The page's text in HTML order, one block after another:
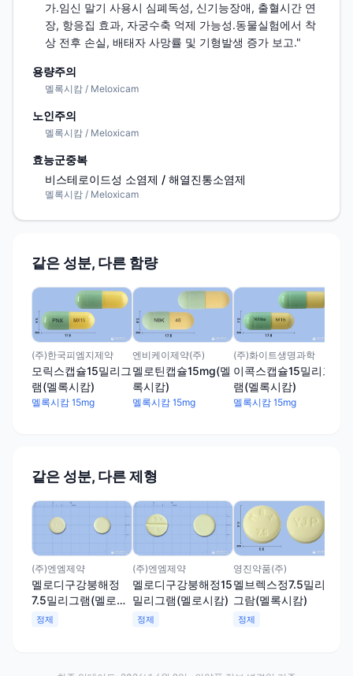
가.임신 말기 사용시 심폐독성, 신기능장애, 출혈시간 연
장, 항응집 효과, 자궁수축 억제 가능성.동물실험에서 착
상 전후 손실, 배태자 사망률 및 기형발생 증가 보고."
용량주의
멜록시캄 / Meloxicam
노인주의
멜록시캄 / Meloxicam
효능군중복
비스테로이드성 소염제 / 해열진통소염제
멜록시캄 / Meloxicam
같은 성분, 다른 함량
(주)한국피엠지제약
모릭스캡슐15밀리그
램(멜록시캄)
멜록시캄 15mg
엔비케이제약(주)
멜로틴캡슐15mg(멜
록시캄)
멜록시캄 15mg
(주)화이트생명과학
이콕스캡슐15밀리그
램(멜록시캄)
멜록시캄 15mg
같은 성분, 다른 제형
(주)엔엠제약
멜로디구강붕해정
7.5밀리그램(멜로시
캄)
정제
(주)엔엠제약
멜로디구강붕해정15
밀리그램(멜로시캄)
정제
영진약품(주)
멜브렉스정7.5밀리
그람(멜록시캄)
정제